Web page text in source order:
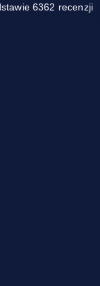
6362 recenzji